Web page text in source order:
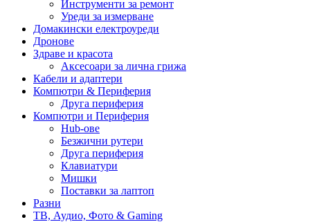
Инструменти за ремонт
Уреди за измерване
Домакински електроуреди
Дронове
Здраве и красота
Аксесоари за лична грижа
Кабели и адаптери
Компютри & Периферия
Друга периферия
Компютри и Периферия
Hub-ове
Безжични рутери
Друга периферия
Клавиатури
Мишки
Поставки за лаптоп
Разни
ТВ, Аудио, Фото & Gaming